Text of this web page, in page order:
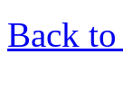
Back to